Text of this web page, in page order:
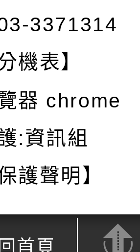
3371314
機表】
器 chrome
:資訊組
護聲明】
首頁